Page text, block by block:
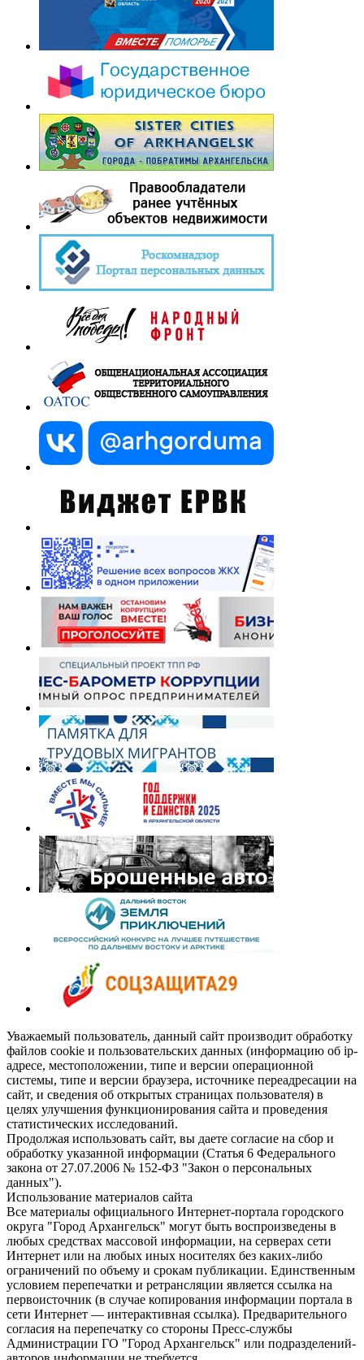
Уважаемый пользователь, данный сайт производит обработку
файлов cookie и пользовательских данных (информацию об ip-
адресе, местоположении, типе и версии операционной
системы, типе и версии браузера, источнике переадресации на
сайт, и сведения об открытых страницах пользователя) в
целях улучшения функционирования сайта и проведения
статистических исследований.
Продолжая использовать сайт, вы даете согласие на сбор и
обработку указанной информации (Статья 6 Федерального
закона от 27.07.2006 № 152-ФЗ "Закон о персональных
данных").
Использование материалов сайта
Все материалы официального Интернет-портала городского
округа "Город Архангельск" могут быть воспроизведены в
любых средствах массовой информации, на серверах сети
Интернет или на любых иных носителях без каких-либо
ограничений по объему и срокам публикации. Единственным
условием перепечатки и ретрансляции является ссылка на
первоисточник (в случае копирования информации портала в
сети Интернет — интерактивная ссылка). Предварительного
согласия на перепечатку со стороны Пресс-службы
Администрации ГО "Город Архангельск" или подразделений-